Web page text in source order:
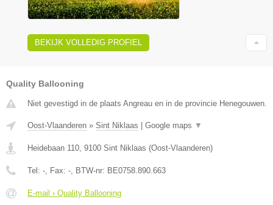
BEKIJK VOLLEDIG PROFIEL
Quality Ballooning
Niet gevestigd in de plaats Angreau en in de provincie Henegouwen.
Oost-Vlaanderen » Sint Niklaas Google maps ▼
Heidebaan 110, 9100 Sint Niklaas (Oost-Vlaanderen)
Tel: -, Fax: -, BTW-nr: BE0758.890.663
E-mail › Quality Ballooning